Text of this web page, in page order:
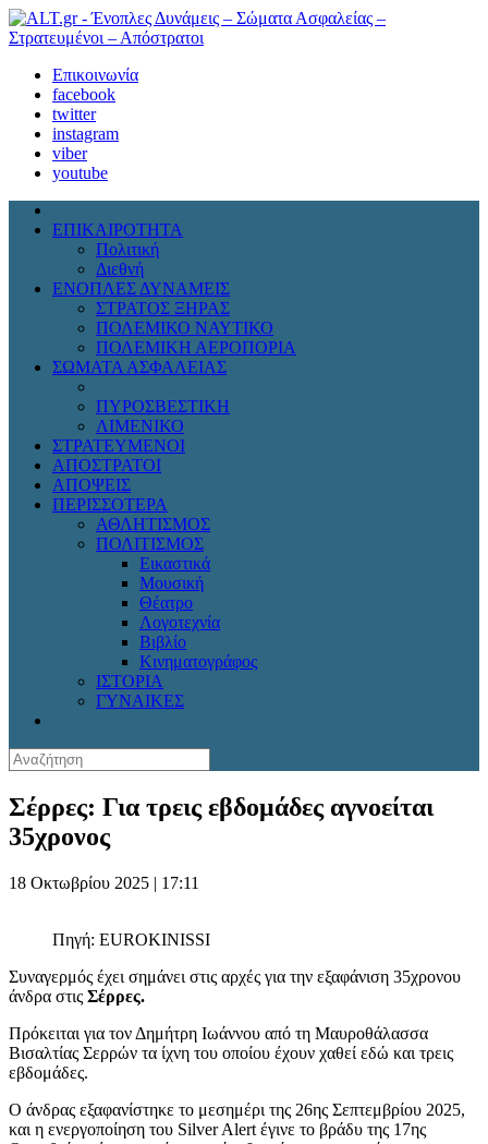
Επικοινωνία
facebook
twitter
instagram
viber
youtube
ΕΠΙΚΑΙΡΟΤΗΤΑ
Πολιτική
Διεθνή
ΕΝΟΠΛΕΣ ΔΥΝΑΜΕΙΣ
ΣΤΡΑΤΟΣ ΞΗΡΑΣ
ΠΟΛΕΜΙΚΟ ΝΑΥΤΙΚΟ
ΠΟΛΕΜΙΚΗ ΑΕΡΟΠΟΡΙΑ
ΣΩΜΑΤΑ ΑΣΦΑΛΕΙΑΣ
ΠΥΡΟΣΒΕΣΤΙΚΗ
ΛΙΜΕΝΙΚΟ
ΣΤΡΑΤΕΥΜΕΝΟΙ
ΑΠΟΣΤΡΑΤΟΙ
ΑΠΟΨΕΙΣ
ΠΕΡΙΣΣΟΤΕΡΑ
ΑΘΛΗΤΙΣΜΟΣ
ΠΟΛΙΤΙΣΜΟΣ
Εικαστικά
Μουσική
Θέατρο
Λογοτεχνία
Βιβλίο
Κινηματογράφος
ΙΣΤΟΡΙΑ
ΓΥΝΑΙΚΕΣ
Σέρρες: Για τρεις εβδομάδες αγνοείται
35χρονος
18 Οκτωβρίου 2025 | 17:11
Πηγή: EUROKINISSI
Συναγερμός έχει σημάνει στις αρχές για την εξαφάνιση 35χρονου
άνδρα στις Σέρρες.
Πρόκειται για τον Δημήτρη Ιωάννου από τη Μαυροθάλασσα
Βισαλτίας Σερρών τα ίχνη του οποίου έχουν χαθεί εδώ και τρεις
εβδομάδες.
Ο άνδρας εξαφανίστηκε το μεσημέρι της 26ης Σεπτεμβρίου 2025,
και η ενεργοποίηση του Silver Alert έγινε το βράδυ της 17ης